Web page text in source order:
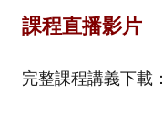
課程直播影片
完整課程講義下載：